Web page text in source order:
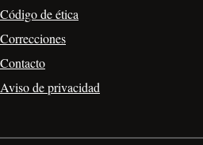
Código de ética
Correcciones
Contacto
Aviso de privacidad